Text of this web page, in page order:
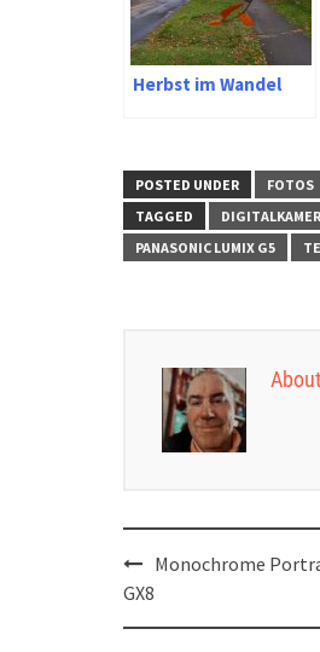
Herbst im Wandel
POSTED UNDER FOTOS
TAGGED
PANASONIC LUMIX G5
Post
navigation
Monochrome
GX8